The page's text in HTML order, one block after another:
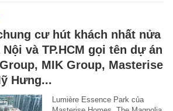
cư hút khách nhất nửa
và TP.HCM gọi tên dự án
MIK Group, Masterise
Hưng...
Lumière Essence Park của